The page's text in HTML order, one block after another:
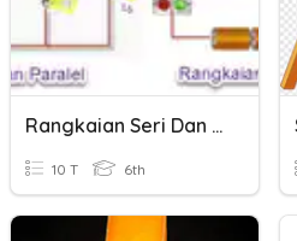
Rangkaian Seri Dan Prarel
10 T 6th